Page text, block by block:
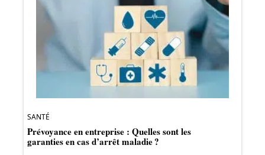
SANTÉ
Prévoyance en entreprise : Quelles sont les
garanties en cas d’arrêt maladie ?